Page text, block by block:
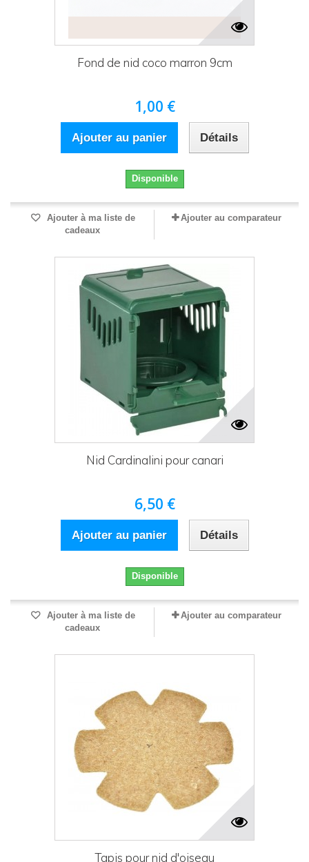
Fond de nid coco marron 9cm
1,00 €
Ajouter au panier Détails
Disponible
Ajouter à ma liste de
cadeaux
Ajouter au comparateur
Nid Cardinalini pour canari
6,50 €
Ajouter au panier Détails
Disponible
Ajouter à ma liste de
cadeaux
Ajouter au comparateur
Tapis pour nid d'oiseau